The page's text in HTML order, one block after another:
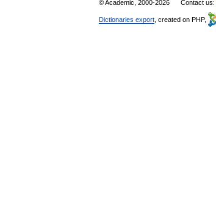
© Academic, 2000-2026 Contact us:
Dictionaries export , created on PHP,